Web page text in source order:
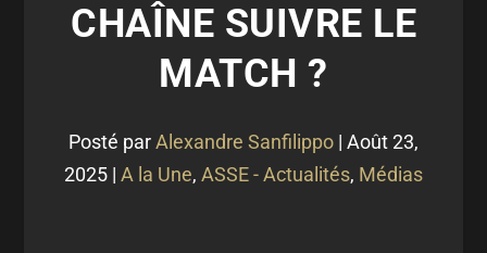
CHAÎNE SUIVRE LE
MATCH ?
Posté parAlexandre Sanfilippo | Août 23,
2025 | A la Une, ASSE - Actualités, Médias